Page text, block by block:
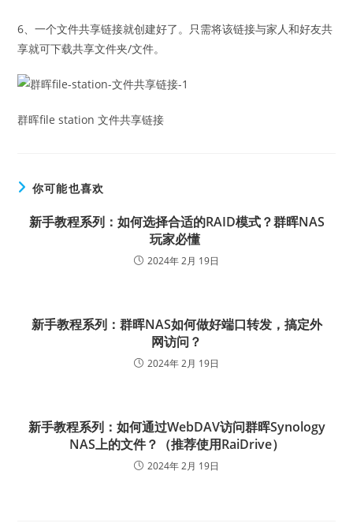
6、一个文件共享链接就创建好了。只需将该链接与家人和好友共
享就可下载共享文件夹/文件。
群晖file station 文件共享链接
你可能也喜欢
新手教程系列：如何选择合适的RAID模式？群晖NAS
玩家必懂
2024年 2月 19日
新手教程系列：群晖NAS如何做好端口转发，搞定外
网访问？
2024年 2月 19日
新手教程系列：如何通过WebDAV访问群晖Synology
NAS上的文件？（推荐使用RaiDrive）
2024年 2月 19日